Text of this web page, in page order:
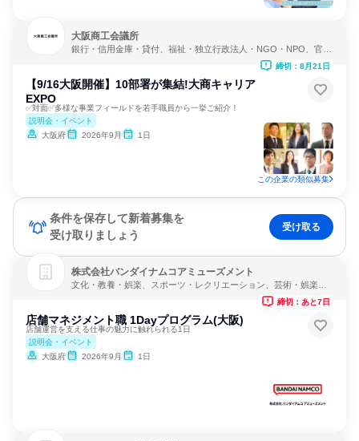
大阪商工会議所
銀行・信用金庫・貸付、福祉・独立行政法人・NGO・NPO、官公
【9/16大阪開催】10部署が集結!大商キャリア
EXPO
✅対面✅多様な事業フィールドを若手職員から一挙ご紹介！
説明会・イベント
大阪府
2026年9月 1日
締切：8月21日
この企業の類似募集
条件を保存して新着募集を
受け取りましょう
受け取る
株式会社バンダイナムコアミューズメント
文化・教養・娯楽、スポーツ・レクリエーション、芸術・娯楽・
店舗マネジメント職 1Dayプログラム(大阪)
店舗運営を支える仕事の魅力に触れられる1日
説明会・イベント
大阪府
2026年9月 1日
締切：あと7日